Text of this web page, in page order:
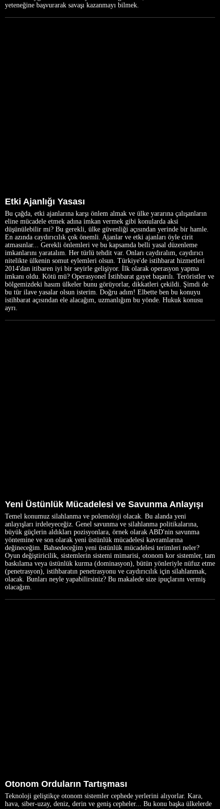
yeteneğine başvurarak savaşı kazanmayı bilmek.
Etki Ajanlığı Yasası
Bu çağda, etki ajanlarına karşı önlem almak ve ülke yararına çalışanların
eline mücadele etmek adına imkan vermek gibi konularda aksi
düşünülebilir mi? Bu gerekli, ülke güvenliği açısından yerinde bir hamle.
En azında caydırıcılık çok önemli. Ajanlar ve etki ajanları öyle cirit
atmasınlar... Gerekli önlemleri ve bu kapsamda belli yasal düzenleme
imkanlarını yaratalım. Her türlü tehdit var. Onları caydıralım, caydırıcı
nitelikte ülkenin somut eylemleri olsun. Türkiye'de istihbarat hizmetleri
2014'dan itibaren iyi bir seyirle gelişiyor. İlk olarak operasyon yapma
imkanı oldu. Kötü mü? Operasyonel İstihbarat gayet başarılı. Teröristler ve
bölgemizdeki hasım ülkeler bunu görüyorlar, dikkatleri çekildi. Şimdi de
bu tür ilave yasalar olsun isterim. Doğru adım! Elbette ben bu konuyu
istihbarat açısından ele alacağım, uzmanlığım bu yönde. Hukuk konusu
ayrı.
Yeni Üstünlük Mücadelesi ve Savunma Anlayışı
Temel konumuz silahlanma ve polemoloji olacak. Bu alanda yeni
anlayışları irdeleyeceğiz. Genel savunma ve silahlanma politikalarına,
büyük güçlerin aldıkları pozisyonlara, örnek olarak ABD'nin savunma
yöntemine ve son olarak yeni üstünlük mücadelesi kavramlarına
değineceğim. Bahsedeceğim yeni üstünlük mücadelesi terimleri neler?
Oyun değiştiricilik, sistemlerin sistemi mimarisi, otonom kor sistemler, tam
baskılama veya üstünlük kurma (dominasyon), bütün yönleriyle nüfuz etme
(penetrasyon), istihbaratın penetrasyonu ve caydırıcılık için silahlanmak,
olacak. Bunları neyle yapabilirsiniz? Bu makalede size ipuçlarını vermiş
olacağım.
Otonom Orduların Tartışması
Teknoloji geliştikçe otonom sistemler cephede yerlerini alıyorlar. Kara,
hava, siber-uzay, deniz, derin ve geniş cepheler... Bu konu başka ülkelerde